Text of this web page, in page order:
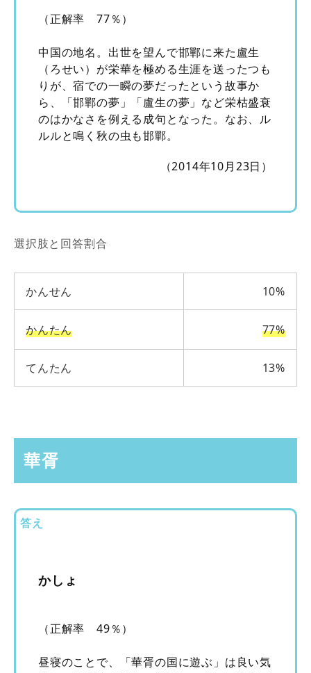
（正解率 77％）
中国の地名。出世を望んで邯鄲に来た盧生
（ろせい）が栄華を極める生涯を送ったつも
りが、宿での一瞬の夢だったという故事か
ら、「邯鄲の夢」「盧生の夢」など栄枯盛衰
のはかなさを例える成句となった。なお、ル
ルルと鳴く秋の虫も邯鄲。
（2014年10月23日）
選択肢と回答割合
かんせん 10%
かんたん 77%
てんたん 13%
華胥
答え
かしょ
（正解率 49％）
昼寝のことで、「華胥の国に遊ぶ」は良い気